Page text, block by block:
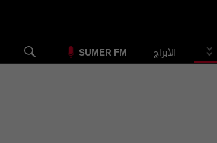
الأبراج SUMER FM